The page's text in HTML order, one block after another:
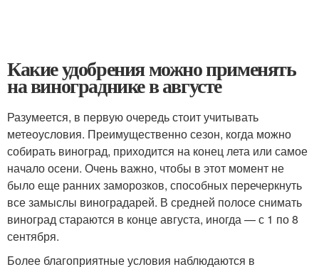
Какие удобрения можно применять
на винограднике в августе
Разумеется, в первую очередь стоит учитывать
метеоусловия. Преимущественно сезон, когда можно
собирать виноград, приходится на конец лета или самое
начало осени. Очень важно, чтобы в этот момент не
было еще ранних заморозков, способных перечеркнуть
все замыслы виноградарей. В средней полосе снимать
виноград стараются в конце августа, иногда — с 1 по 8
сентября.
Более благоприятные условия наблюдаются в